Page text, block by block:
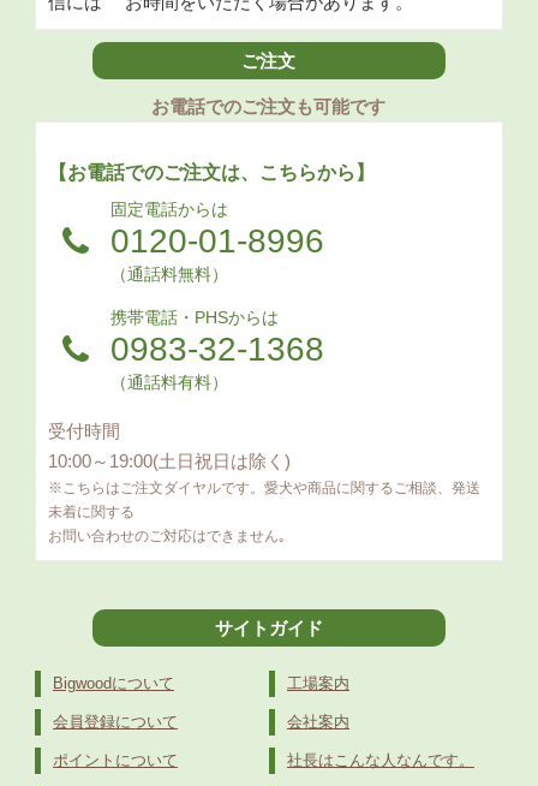
ご注文
お電話でのご注文も可能です
【お電話でのご注文は、こちらから】
固定電話からは
0120-01-8996
（通話料無料）
携帯電話・PHSからは
0983-32-1368
（通話料有料）
受付時間
10:00～19:00(土日祝日は除く)
※こちらはご注文ダイヤルです。愛犬や商品に関するご相談、発送
未着に関する
お問い合わせのご対応はできません｡
サイトガイド
Bigwoodについて
会員登録について
ポイントについて
工場案内
会社案内
社長はこんな人なんです。